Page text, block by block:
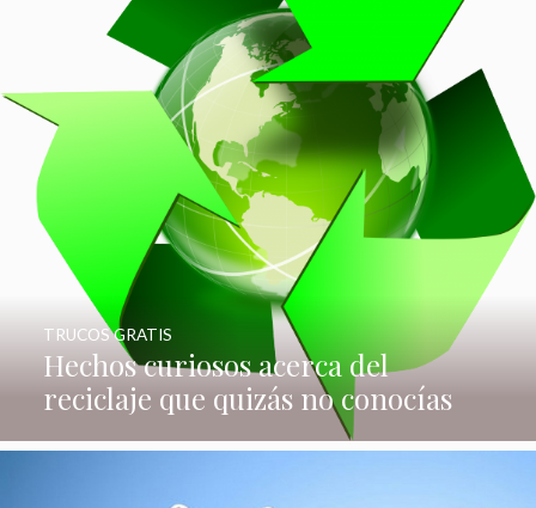
Hechos curiosos acerca del
reciclaje que quizás no conocías
TRUCOS GRATIS